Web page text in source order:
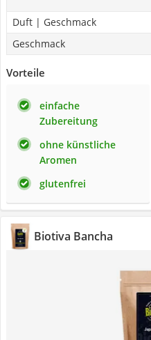
Duft | Geschmack
Geschmack
Vorteile
einfache
Zubereitung
ohne künstliche
Aromen
glutenfrei
Biotiva Bancha